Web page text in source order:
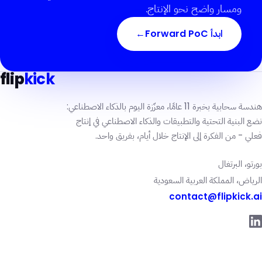
ومسار واضح نحو الإنتاج.
ابدأ Forward PoC →
flipkick
هندسة سحابية بخبرة 11 عامًا، معزّزة اليوم بالذكاء الاصطناعي:
نضع البنية التحتية والتطبيقات والذكاء الاصطناعي في إنتاج
فعلي - من الفكرة إلى الإنتاج خلال أيام، بفريق واحد.
بورتو، البرتغال
الرياض، المملكة العربية السعودية
contact@flipkick.ai